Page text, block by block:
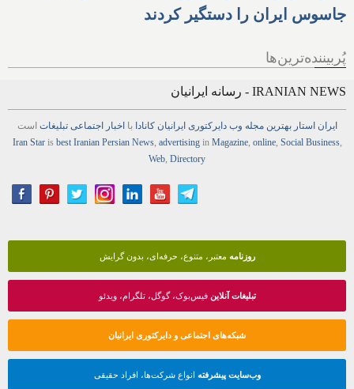
جاسوس ایران را دستگیر کردند
پُربیننده‌ترین‌ها
IRANIAN NEWS - رسانه ایرانیان
ایران استار بهترین مجله وب دایرکتوری ایرانیان کانادا بااخبار اجتماعی تبلیغات است
Iran Staris best Iranian Persian News, advertisingin Magazine, online, Social Business,
Web Directory
روزنامه معتبر، متنوع، حرفه‌ای، بدون گرایش
تبلیغات آنلاینفیس‌بوک، گوگل، تلگرام، ویدئو
شبکه‌های اجتماعی و دایرکتوری ایرانیان
وب‌سایت پیشرفته انواع شرکت‌ها، افراد حقیقی